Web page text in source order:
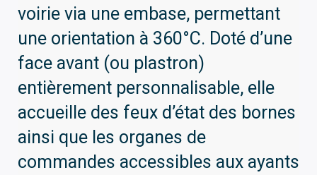
voirie via une embase, permettant
une orientation à 360°C. Doté d’une
face avant (ou plastron)
entièrement personnalisable, elle
accueille des feux d’état des bornes
ainsi que les organes de
commandes accessibles aux ayants